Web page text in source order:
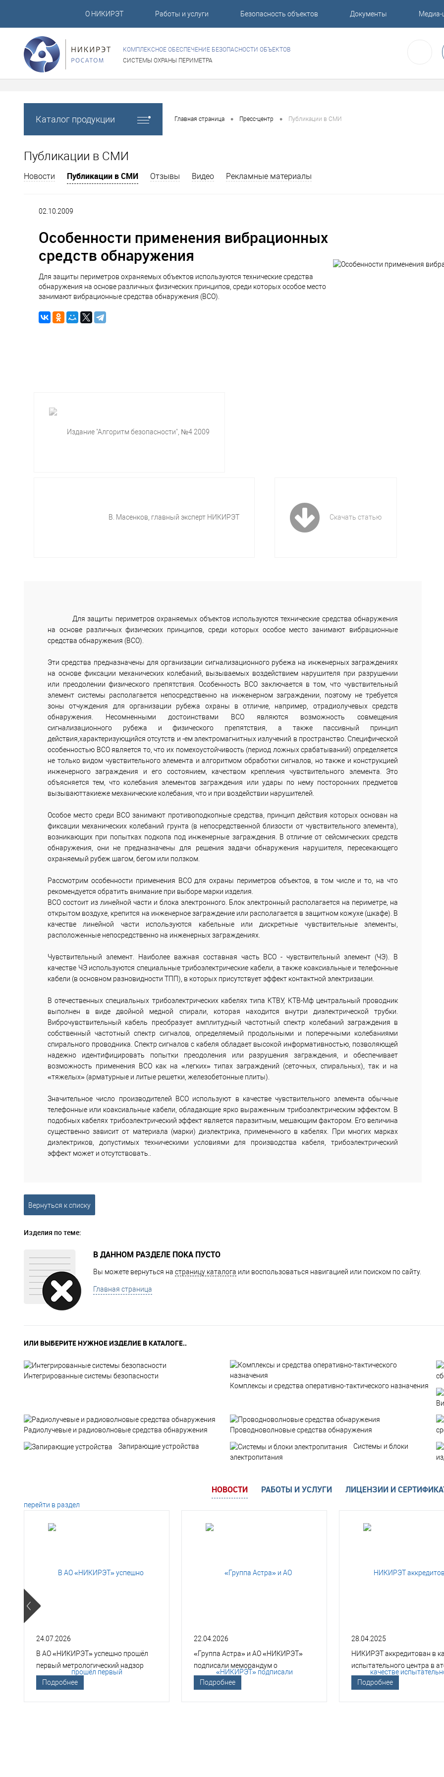
О НИКИРЭТ Работы и услуги Безопасность объектов Документы Медиа-
КОМПЛЕКСНОЕ ОБЕСПЕЧЕНИЕ БЕЗОПАСНОСТИ ОБЪЕКТОВ
СИСТЕМЫ ОХРАНЫ ПЕРИМЕТРА
Каталог продукции Главная страница • Пресс-центр • Публикации в СМИ
Публикации в СМИ
Новости Публикации в СМИ Отзывы Видео Рекламные материалы
02.10.2009
Особенности применения вибрационных
средств обнаружения
Для защиты периметров охраняемых объектов используются технические средства
обнаружения на основе различных физических принципов, среди которых особое место
занимают вибрационные средства обнаружения (ВСО).
Издание "Алгоритм безопасности", №4 2009
В. Масенков, главный эксперт НИКИРЭТ Скачать статью
Для защиты периметров охраняемых объектов используются технические средства обнаружения
на основе различных физических принципов, среди которых особое место занимают вибрационные
средства обнаружения (ВСО).
Эти средства предназначены для организации сигнализационного рубежа на инженерных заграждениях
на основе фиксации механических колебаний, вызываемых воздействием нарушителя при разрушении
или преодолении физического препятствия. Особенность ВСО заключается в том, что чувствительный
элемент системы располагается непосредственно на инженерном заграждении, поэтому не требуется
зоны отчуждения для организации рубежа охраны в отличие, например, отрадиолучевых средств
обнаружения. Несомненными достоинствами ВСО являются возможность совмещения
сигнализационного рубежа и физического препятствия, а также пассивный принцип
действия,характеризующийся отсутств и -ем электромагнитных излучений в пространство. Специфической
особенностью ВСО является то, что их помехоустойчивость (период ложных срабатываний) определяется
не только видом чувствительного элемента и алгоритмом обработки сигналов, но также и конструкцией
инженерного заграждения и его состоянием, качеством крепления чувствительного элемента. Это
объясняется тем, что колебания элементов заграждения или удары по нему посторонних предметов
вызываюттакиеже механические колебания, что и при воздействии нарушителей.
Особое место среди ВСО занимают противоподкопные средства, принцип действия которых основан на
фиксации механических колебаний грунта (в непосредственной близости от чувствительного элемента),
возникающих при попытках подкопа под инженерные заграждения. В отличие от сейсмических средств
обнаружения, они не предназначены для решения задачи обнаружения нарушителя, пересекающего
охраняемый рубеж шагом, бегом или ползком.
Рассмотрим особенности применения ВСО для охраны периметров объектов, в том числе и то, на что
рекомендуется обратить внимание при выборе марки изделия.
ВСО состоит из линейной части и блока электронного. Блок электронный располагается на периметре, на
открытом воздухе, крепится на инженерное заграждение или располагается в защитном кожухе (шкафе). В
качестве линейной части используются кабельные или дискретные чувствительные элементы,
расположенные непосредственно на инженерных заграждениях.
Чувствительный элемент. Наиболее важная составная часть ВСО - чувствительный элемент (ЧЭ). В
качестве ЧЭ используются специальные трибоэлектрические кабели, а также коаксиальные и телефонные
кабели (в основном разновидности ТПП), в которых присутствует эффект контактной электризации.
В отечественных специальных трибоэлектрических кабелях типа КТВУ, КТВ-Мф центральный проводник
выполнен в виде двойной медной спирали, которая находится внутри диэлектрической трубки.
Виброчувствительный кабель преобразует амплитудный частотный спектр колебаний заграждения в
собственный частотный спектр сигналов, определяемый продольными и поперечными колебаниями
спирального проводника. Спектр сигналов с кабеля обладает высокой информативностью, позволяющей
надежно идентифицировать попытки преодоления или разрушения заграждения, и обеспечивает
возможность применения ВСО как на «легких» типах заграждений (сеточных, спиральных), так и на
«тяжелых» (арматурные и литые решетки, железобетонные плиты).
Значительное число производителей ВСО используют в качестве чувствительного элемента обычные
телефонные или коаксиальные кабели, обладающие ярко выраженным трибоэлектрическим эффектом. В
подобных кабелях трибоэлектрический эффект является паразитным, мешающим фактором. Его величина
существенно зависит от материала (марки) диэлектрика, примененного в кабелях. При многих марках
диэлектриков, допустимых техническими условиями для производства кабеля, трибоэлектрический
эффект может и отсутствовать..
Вернуться к списку
Изделия по теме:
В ДАННОМ РАЗДЕЛЕ ПОКА ПУСТО
Вы можете вернуться на страницу каталога или воспользоваться навигацией или поиском по сайту.
Главная страница
ИЛИ ВЫБЕРИТЕ НУЖНОЕ ИЗДЕЛИЕ В КАТАЛОГЕ..
Интегрированные системы безопасности
Комплексы и средства оперативно-тактического назначения
Радиолучевые и радиоволновые средства обнаружения Проводноволновые средства обнаружения
Запирающие устройства
Системы и блоки
электропитания
НОВОСТИ РАБОТЫ И УСЛУГИ ЛИЦЕНЗИИ И
перейти в раздел
24.07.2026
В АО «НИКИРЭТ» успешно прошёл
первый метрологический надзор
Госкорпорации «Росатом»
Подробнее
22.04.2026
«Группа Астра» и АО «НИКИРЭТ»
подписали меморандум о
технологическом сотрудничестве
Подробнее
28.04.2025
НИКИРЭТ аккредитован в
испытательного центра в
отрасли
Подробнее